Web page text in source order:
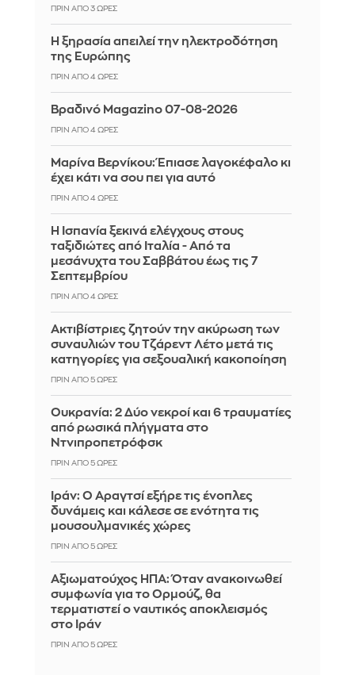
ΠΡΙΝ ΑΠΌ 3 ΏΡΕΣ
Η ξηρασία απειλεί την ηλεκτροδότηση
της Ευρώπης
ΠΡΙΝ ΑΠΌ 4 ΏΡΕΣ
Βραδινό Magazino 07-08-2026
ΠΡΙΝ ΑΠΌ 4 ΏΡΕΣ
Μαρίνα Βερνίκου: Έπιασε λαγοκέφαλο κι
έχει κάτι να σου πει για αυτό
ΠΡΙΝ ΑΠΌ 4 ΏΡΕΣ
Η Ισπανία ξεκινά ελέγχους στους
ταξιδιώτες από Ιταλία - Από τα
μεσάνυχτα του Σαββάτου έως τις 7
Σεπτεμβρίου
ΠΡΙΝ ΑΠΌ 4 ΏΡΕΣ
Ακτιβίστριες ζητούν την ακύρωση των
συναυλιών του Τζάρεντ Λέτο μετά τις
κατηγορίες για σεξουαλική κακοποίηση
ΠΡΙΝ ΑΠΌ 5 ΏΡΕΣ
Ουκρανία: 2 Δύο νεκροί και 6 τραυματίες
από ρωσικά πλήγματα στο
Ντνιπροπετρόφσκ
ΠΡΙΝ ΑΠΌ 5 ΏΡΕΣ
Ιράν: Ο Αραγτσί εξήρε τις ένοπλες
δυνάμεις και κάλεσε σε ενότητα τις
μουσουλμανικές χώρες
ΠΡΙΝ ΑΠΌ 5 ΏΡΕΣ
Αξιωματούχος ΗΠΑ: Όταν ανακοινωθεί
συμφωνία για το Ορμούζ, θα
τερματιστεί ο ναυτικός αποκλεισμός
στο Ιράν
ΠΡΙΝ ΑΠΌ 5 ΏΡΕΣ